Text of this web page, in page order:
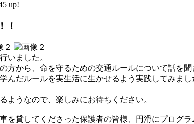
up!
！
いました。
方から、命を守るための交通ルールについて話を聞
んだルールを実生活に生かせるよう実践してみま
ようなので、楽しみにお待ちください。
を貸してくださった保護者の皆様、円滑にプログ